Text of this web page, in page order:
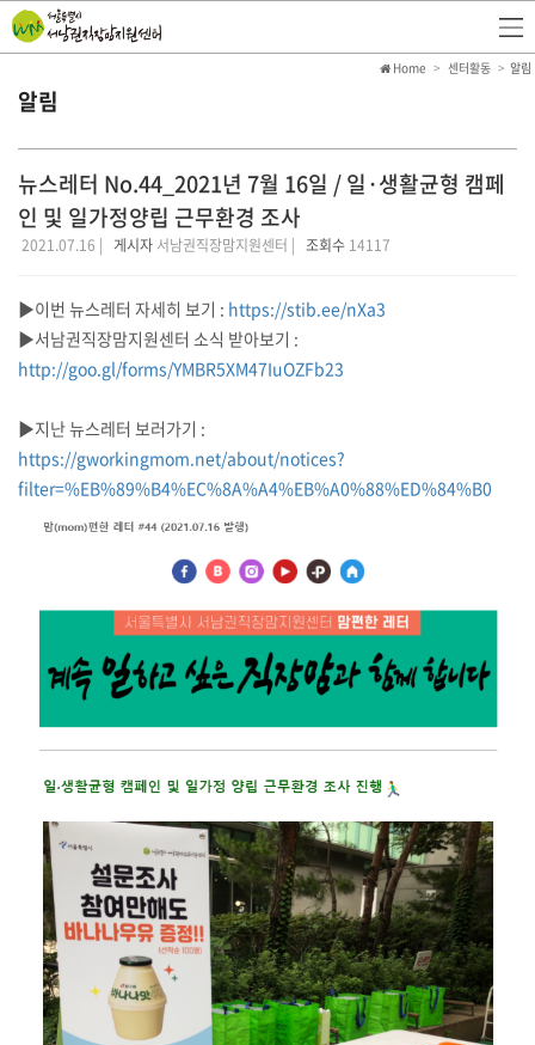
알림
Home 센터활동 알림
뉴스레터 No.44_2021년 7월 16일 / 일·생활균형 캠페
인 및 일가정양립 근무환경 조사
2021.07.16 | 게시자 서남권직장맘지원센터 | 조회수 14117
▶이번 뉴스레터 자세히 보기 : https://stib.ee/nXa3
▶서남권직장맘지원센터 소식 받아보기 :
http://goo.gl/forms/YMBR5XM47IuOZFb23
▶지난 뉴스레터 보러가기 :
https://gworkingmom.net/about/notices?
filter=%EB%89%B4%EC%8A%A4%EB%A0%88%ED%84%B0